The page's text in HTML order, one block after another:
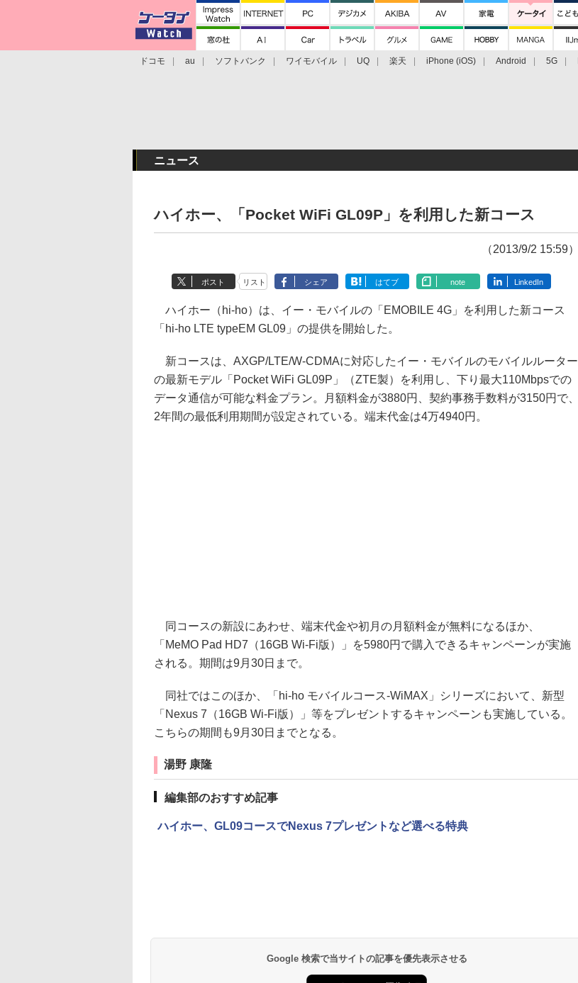
ドコモ au ソフトバンク ワイモバイル UQ 楽天 iPhone (iOS) Android 5G
ニュース
ハイホー、「Pocket WiFi GL09P」を利用した新コース
（2013/9/2 15:59）
ポスト リスト シェア はてブ note LinkedIn
ハイホー（hi-ho）は、イー・モバイルの「EMOBILE 4G」を利用した新コース
「hi-ho LTE typeEM GL09」の提供を開始した。
新コースは、AXGP/LTE/W-CDMAに対応したイー・モバイルのモバイルルーター
の最新モデル「Pocket WiFi GL09P」（ZTE製）を利用し、下り最大110Mbpsでの
データ通信が可能な料金プラン。月額料金が3880円、契約事務手数料が3150円で、
2年間の最低利用期間が設定されている。端末代金は4万4940円。
同コースの新設にあわせ、端末代金や初月の月額料金が無料になるほか、
「MeMO Pad HD7（16GB Wi-Fi版）」を5980円で購入できるキャンペーンが実施
される。期間は9月30日まで。
同社ではこのほか、「hi-ho モバイルコース-WiMAX」シリーズにおいて、新型
「Nexus 7（16GB Wi-Fi版）」等をプレゼントするキャンペーンも実施している。
こちらの期間も9月30日までとなる。
湯野 康隆
編集部のおすすめ記事
ハイホー、GL09コースでNexus 7プレゼントなど選べる特典
Google 検索で当サイトの記事を優先表示させる